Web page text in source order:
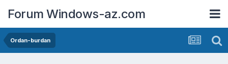
Forum Windows-az.com
Ordan-burdan